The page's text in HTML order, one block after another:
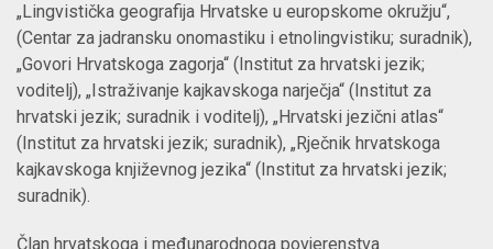
„Lingvistička geografija Hrvatske u europskome okružju“,
(Centar za jadransku onomastiku i etnolingvistiku; suradnik),
„Govori Hrvatskoga zagorja“ (Institut za hrvatski jezik;
voditelj), „Istraživanje kajkavskoga narječja“ (Institut za
hrvatski jezik; suradnik i voditelj), „Hrvatski jezični atlas“
(Institut za hrvatski jezik; suradnik), „Rječnik hrvatskoga
kajkavskoga književnog jezika“ (Institut za hrvatski jezik;
suradnik).
Član hrvatskoga i međunarodnoga povjerenstva